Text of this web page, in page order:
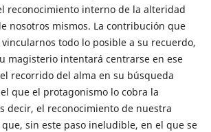
reconocimiento interno de la alteridad
nosotros mismos. La contribución que
todo lo posible a su recuerdo,
magisterio intentará centrarse en ese
recorrido del alma en su búsqueda
que el protagonismo lo cobra la
decir, el reconocimiento de nuestra
sin este paso ineludible, en el que se